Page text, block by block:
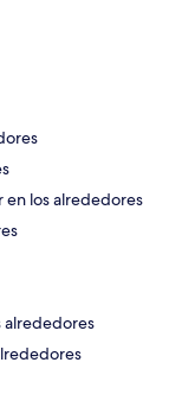
en los alrededores
alrededores